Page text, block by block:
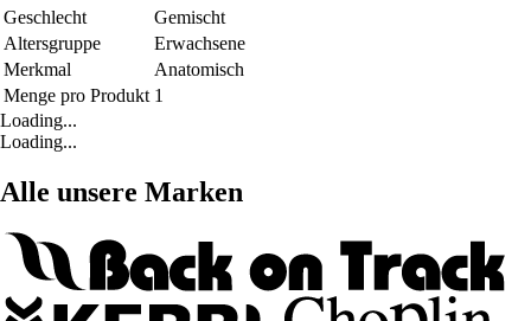
Geschlecht
Gemischt
Altersgruppe
Erwachsene
Merkmal
Anatomisch
Menge pro Produkt 1
Loading...
Loading...
Alle unsere Marken